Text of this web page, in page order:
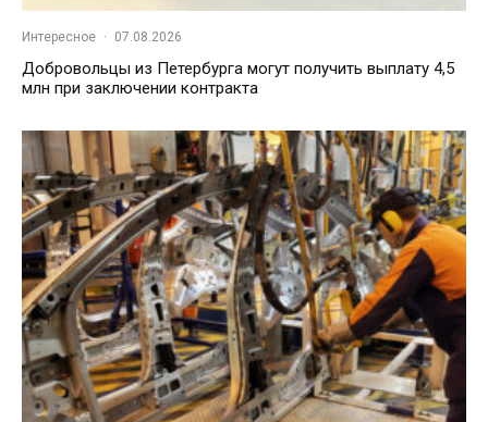
Интересное · 07.08.2026
Добровольцы из Петербурга могут получить выплату 4,5
млн при заключении контракта